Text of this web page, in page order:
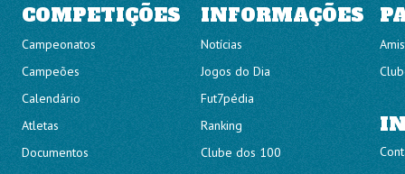
COMPETIÇÕES INFORMAÇÕES
Campeonatos
Campeões
Calendário
Atletas
Documentos
Notícias
Jogos do Dia
Fut7pédia
Ranking
Clube dos 100